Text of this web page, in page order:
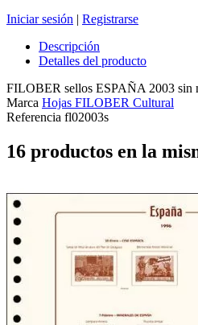
Iniciar sesión | Registrarse
Descripción
Detalles del producto
FILOBER sellos ESPAÑA 2003 sin
Marca Hojas FILOBER Cultural
Referencia fl02003s
16 productos en la